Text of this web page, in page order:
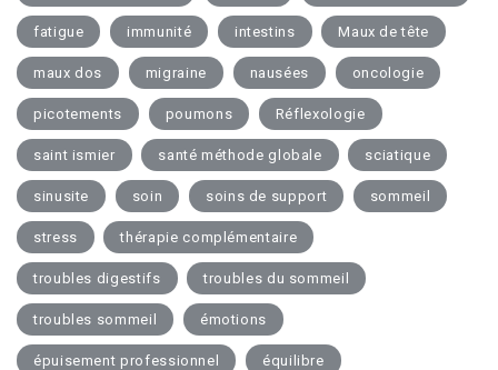
fatigue immunité intestins Maux de tête
maux dos migraine nausées oncologie
picotements poumons Réflexologie
saint ismier santé méthode globale sciatique
sinusite soin soins de support sommeil
stress thérapie complémentaire
troubles digestifs troubles du sommeil
troubles sommeil émotions
épuisement professionnel équilibre